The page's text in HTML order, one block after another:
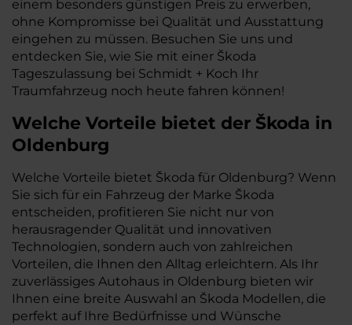
einem besonders günstigen Preis zu erwerben,
ohne Kompromisse bei Qualität und Ausstattung
eingehen zu müssen. Besuchen Sie uns und
entdecken Sie, wie Sie mit einer Škoda
Tageszulassung bei Schmidt + Koch Ihr
Traumfahrzeug noch heute fahren können!
Welche Vorteile bietet der Škoda in
Oldenburg
Welche Vorteile bietet Škoda für Oldenburg? Wenn
Sie sich für ein Fahrzeug der Marke Škoda
entscheiden, profitieren Sie nicht nur von
herausragender Qualität und innovativen
Technologien, sondern auch von zahlreichen
Vorteilen, die Ihnen den Alltag erleichtern. Als Ihr
zuverlässiges Autohaus in Oldenburg bieten wir
Ihnen eine breite Auswahl an Škoda Modellen, die
perfekt auf Ihre Bedürfnisse und Wünsche